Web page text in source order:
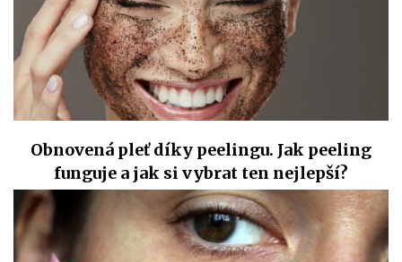
Obnovená pleť díky peelingu. Jak peeling
funguje a jak si vybrat ten nejlepší?